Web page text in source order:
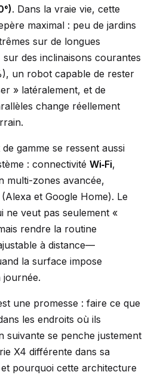
. Dans la vraie vie, cette
maximal : peu de jardins
sur de longues
des inclinaisons courantes
un robot capable de rester
» latéralement, et de
change réellement
gamme se ressent aussi
: connectivité Wi‑Fi,
multi-zones avancée,
et Google Home). Le
ne veut pas seulement «
rendre la routine
à distance—
la surface impose
journée.
une promesse : faire ce que
les endroits où ils
suivante se penche justement
X4 différente dans sa
pourquoi cette architecture